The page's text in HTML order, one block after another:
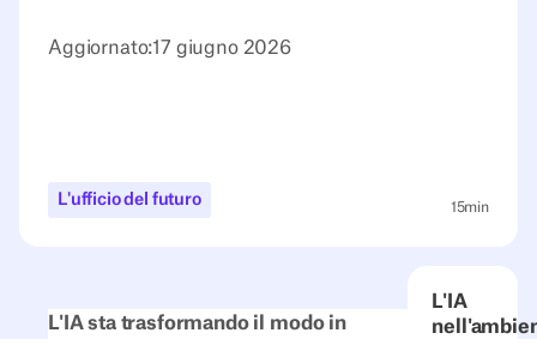
Aggiornato:17 giugno 2026
L'ufficio del futuro 15min
L'IA
L'IA sta trasformando il modo in